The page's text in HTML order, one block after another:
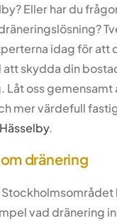
Eller har du
idag för att
att skydda din
Låt oss gemensamt
mer värdefull
.
dränering
Stockholmsområdet
vad dränering